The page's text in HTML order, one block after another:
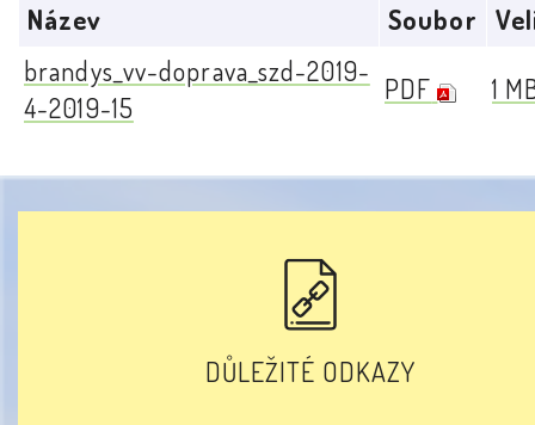
Název Soubor
brandys_vv-doprava_szd-2019-
4-2019-15
PDF 1
DŮLEŽITÉ ODKAZY